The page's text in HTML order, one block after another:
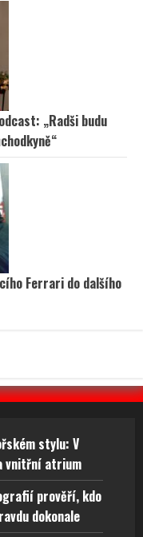
„Radši budu
Ferrari do dalšího
stylu: V
vnitřní atrium
prověří, kdo
dokonale